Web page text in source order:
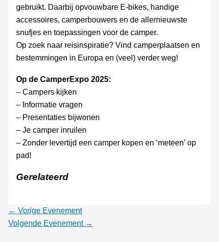
gebruikt. Daarbij opvouwbare E-bikes, handige
accessoires, camperbouwers en de allernieuwste
snufjes en toepassingen voor de camper.
Op zoek naar reisinspiratie? Vind camperplaatsen en
bestemmingen in Europa en (veel) verder weg!
Op de CamperExpo 2025:
– Campers kijken
– Informatie vragen
– Presentaties bijwonen
– Je camper inruilen
– Zonder levertijd een camper kopen en ‘meteen’ op
pad!
Gerelateerd
← Vorige Evenement
Volgende Evenement →